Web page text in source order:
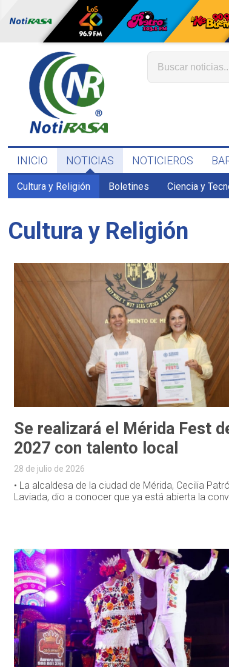
INICIO NOTICIAS NOTICIEROS
Cultura y Religión Boletines Ciencia y
Cultura y Religión
Se realizará el Mérida Fest
2027 con talento local
28 de julio de 2026
• La alcaldesa de la ciudad de Mérida, Cecilia
Laviada, dio a conocer que ya está abierta la